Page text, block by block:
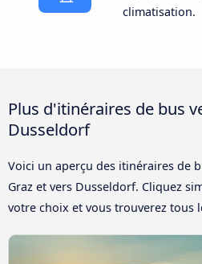
climatisation.
Plus d'itinéraires de bus
Dusseldorf
Voici un aperçu des itinéraires de
Graz et vers Dusseldorf. Cliquez
votre choix et vous trouverez tous